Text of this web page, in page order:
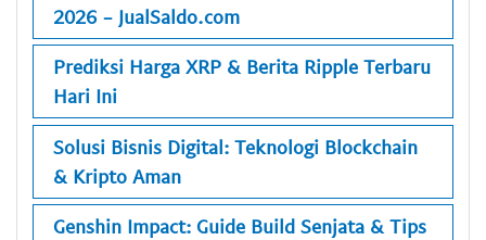
2026 - JualSaldo.com
Prediksi Harga XRP & Berita Ripple Terbaru
Hari Ini
Solusi Bisnis Digital: Teknologi Blockchain
& Kripto Aman
Genshin Impact: Guide Build Senjata & Tips